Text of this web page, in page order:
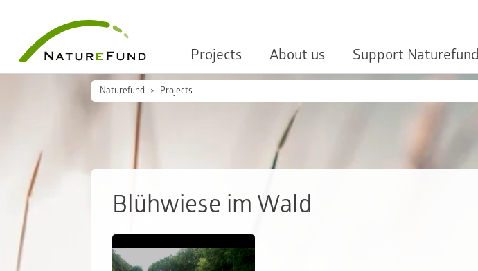
Projects About us Support Naturefund
Naturefund Projects
Blühwiese im Wald